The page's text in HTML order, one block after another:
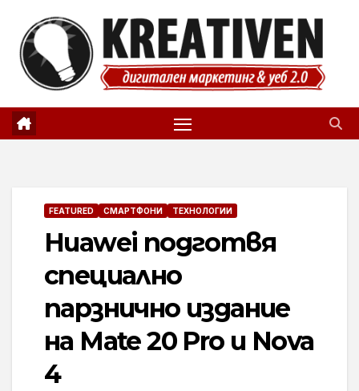
content
FEATURED СМАРТФОНИ ТЕХНОЛОГИИ
Huawei подготвя
специално
парзнично издание
на Mate 20 Pro и Nova
4